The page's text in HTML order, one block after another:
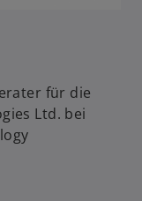
für die
Ltd. bei